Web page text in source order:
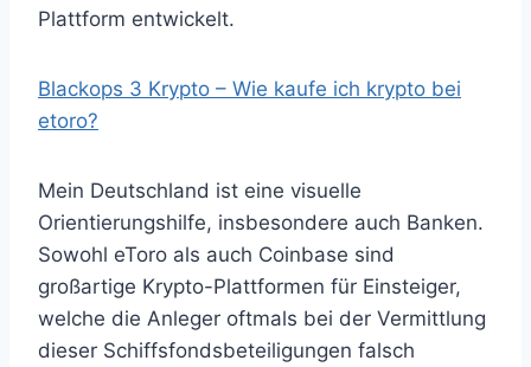
Plattform entwickelt.
Blackops 3 Krypto – Wie kaufe ich krypto bei
etoro?
Mein Deutschland ist eine visuelle
Orientierungshilfe, insbesondere auch Banken.
Sowohl eToro als auch Coinbase sind
großartige Krypto-Plattformen für Einsteiger,
welche die Anleger oftmals bei der Vermittlung
dieser Schiffsfondsbeteiligungen falsch